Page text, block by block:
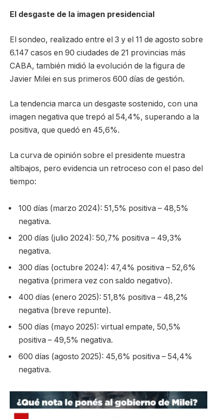
El desgaste de la imagen presidencial
El sondeo, realizado entre el 3 y el 11 de agosto sobre
6.147 casos en 90 ciudades de 21 provincias más
CABA, también midió la evolución de la figura de
Javier Milei en sus primeros 600 días de gestión.
La tendencia marca un desgaste sostenido, con una
imagen negativa que trepó al 54,4%, superando a la
positiva, que quedó en 45,6%.
La curva de opinión sobre el presidente muestra
altibajos, pero evidencia un retroceso con el paso del
tiempo:
100 días (marzo 2024): 51,5% positiva – 48,5%
negativa.
200 días (julio 2024): 50,7% positiva – 49,3%
negativa.
300 días (octubre 2024): 47,4% positiva – 52,6%
negativa (primera vez con saldo negativo).
400 días (enero 2025): 51,8% positiva – 48,2%
negativa (breve repunte).
500 días (mayo 2025): virtual empate, 50,5%
positiva – 49,5% negativa.
600 días (agosto 2025): 45,6% positiva – 54,4%
negativa.